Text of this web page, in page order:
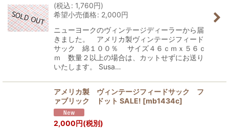
(税込: 1,760円)
希望小売価格: 2,000円
ニューヨークのヴィンテージディーラーから届
きました。 アメリカ製ヴィンテージフィード
サック 綿１００％ サイズ４６ｃｍｘ５６ｃ
ｍ 数量２以上の場合は、カットせずにお送り
いたします。 Susa…
アメリカ製 ヴィンテージフィードサック フ
ァブリック ドット SALE! [mb1434c]
2,000円(税別)